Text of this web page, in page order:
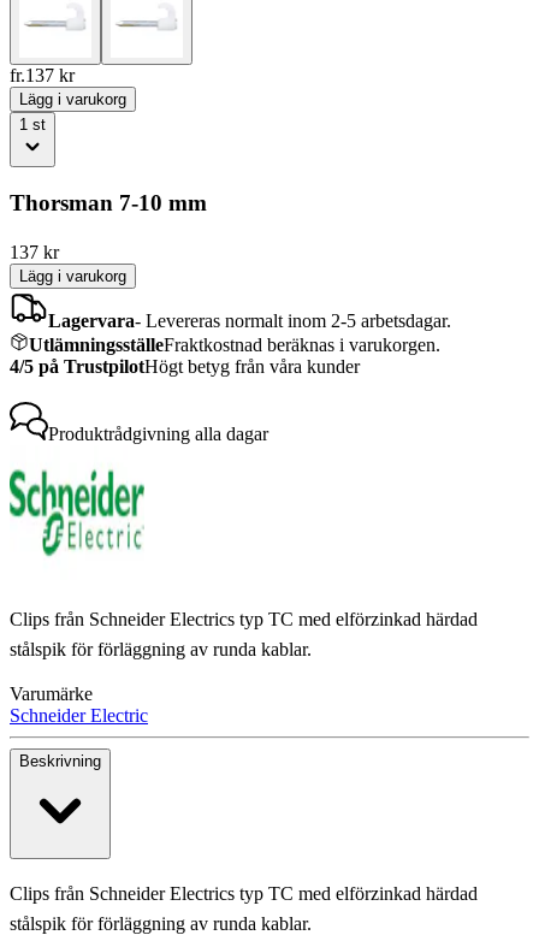
fr.137 kr
Lägg i varukorg
1 st
Thorsman 7-10 mm
137 kr
Lägg i varukorg
Lagervara- Levereras normalt inom 2-5 arbetsdagar.
UtlämningsställeFraktkostnad beräknas i varukorgen.
4/5 på TrustpilotHögt betyg från våra kunder
Produktrådgivning alla dagar
Clips från Schneider Electrics typ TC med elförzinkad härdad
stålspik för förläggning av runda kablar.
Varumärke
Schneider Electric
Beskrivning
Clips från Schneider Electrics typ TC med elförzinkad härdad
stålspik för förläggning av runda kablar.